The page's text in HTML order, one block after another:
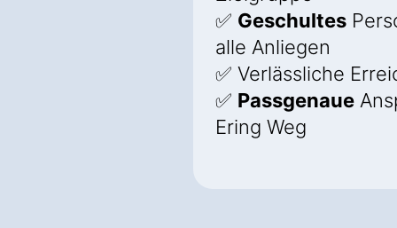
✅ Geschultes
alle Anliegen
✅ Verlässliche
✅ Passgenaue
Ering Weg